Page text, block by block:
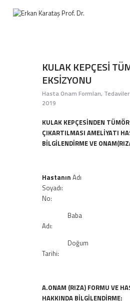
ANASAYFA
HAKKIMDA
TEDAVILER
CERRAHILER
HASTA
VIDEO KBB
KULAK KEPÇESİ
EKSİZYONU
Hasta Onam Formları, Tedaviler
2019
KULAK KEPÇESİNDEN
ÇIKARTILMASI AMELİYATI
BİLGİLENDİRME VE
Hastanın Adı
Soyadı:
No:
Baba
Adı:
Doğum
Tarihi:
A.ONAM (RIZA) FORMU VE
HAKKINDA BİLGİLENDİRME: